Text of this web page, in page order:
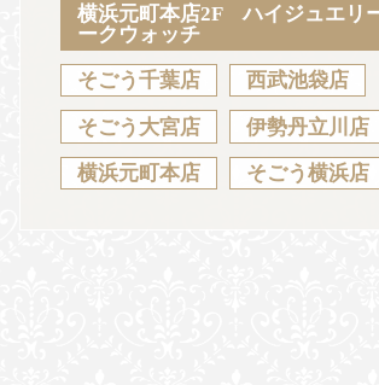
JA EN CH KO
横浜元町本店2F ハイジュエリ
ークウォッチ
そごう千葉店 西武池袋店
そごう大宮店 伊勢丹立川店
横浜元町本店 そごう横浜店